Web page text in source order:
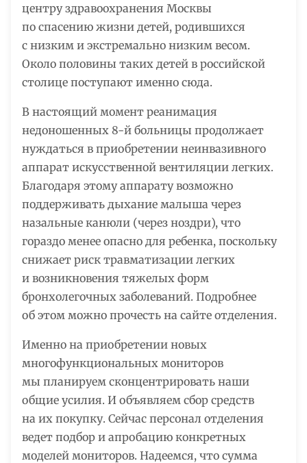
центру здравоохранения Москвы
по спасению жизни детей, родившихся
с низким и экстремально низким весом.
Около половины таких детей в российской
столице поступают именно сюда.
В настоящий момент реанимация
недоношенных 8-й больницы продолжает
нуждаться в приобретении неинвазивного
аппарат искусственной вентиляции легких.
Благодаря этому аппарату возможно
поддерживать дыхание малыша через
назальные канюли (через ноздри), что
гораздо менее опасно для ребенка, поскольку
снижает риск травматизации легких
и возникновения тяжелых форм
бронхолегочных заболеваний. Подробнее
об этом можно прочесть на сайте отделения.
Именно на приобретении новых
многофункциональных мониторов
мы планируем сконцентрировать наши
общие усилия. И объявляем сбор средств
на их покупку. Сейчас персонал отделения
ведет подбор и апробацию конкретных
моделей мониторов. Надеемся, что сумма